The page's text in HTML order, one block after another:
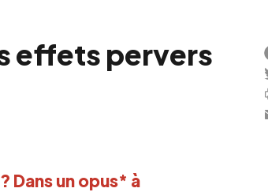
effets pervers
Dans un opus* à